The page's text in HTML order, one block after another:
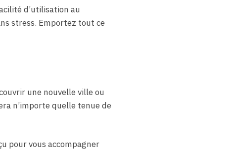
d’utilisation au
stress. Emportez tout ce
une nouvelle ville ou
n’importe quelle tenue de
pour vous accompagner